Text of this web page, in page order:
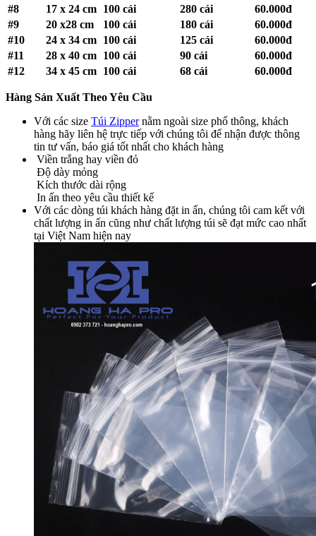
#8
17 x 24 cm 100 cái 280 cái
60.000đ
#9
20 x28 cm 100 cái 180 cái
60.000đ
#10
24 x 34 cm 100 cái 125 cái
60.000đ
#11
28 x 40 cm 100 cái 90 cái
60.000đ
#12
34 x 45 cm 100 cái 68 cái 60.000đ
Hàng Sản Xuất Theo Yêu Cầu
Với các size Túi Zippernằm ngoài size phổ thông, khách
hàng hãy liên hệ trực tiếp với chúng tôi để nhận được thông
tin tư vấn, báo giá tốt nhất cho khách hàng
Viền trắng hay viền đỏ
Độ dày mỏng
Kích thước dài rộng
In ấn theo yêu cầu thiết kế
Với các dòng túi khách hàng đặt in ấn, chúng tôi cam kết với
chất lượng in ấn cũng như chất lượng túi sẽ đạt mức cao nhất
tại Việt Nam hiện nay